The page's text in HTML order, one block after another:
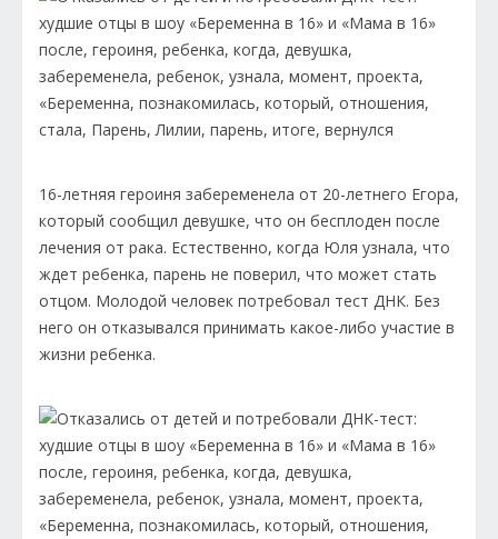
16-летняя героиня забеременела от 20-летнего Егора,
который сообщил девушке, что он бесплоден после
лечения от рака. Естественно, когда Юля узнала, что
ждет ребенка, парень не поверил, что может стать
отцом. Молодой человек потребовал тест ДНК. Без
него он отказывался принимать какое-либо участие в
жизни ребенка.